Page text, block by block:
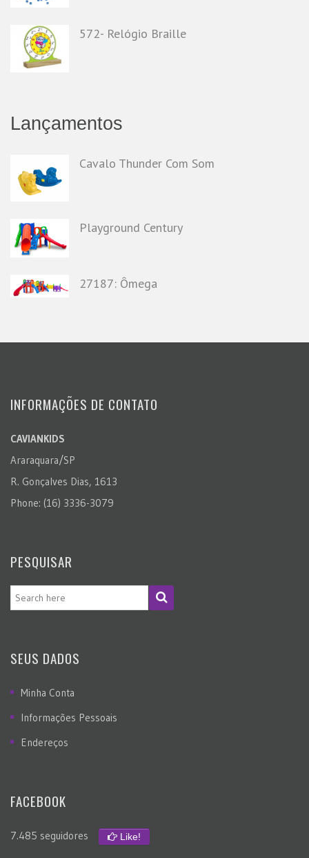
572- Relógio Braille
Lançamentos
Cavalo Thunder Com Som
Playground Century
27187: Ômega
INFORMAÇÕES DE CONTATO
CAVIANKIDS
Araraquara/SP
R. Gonçalves Dias, 1613
Phone: (16) 3336-3079
PESQUISAR
SEUS DADOS
Minha Conta
Informações Pessoais
Endereços
FACEBOOK
7.485 seguidores Like!